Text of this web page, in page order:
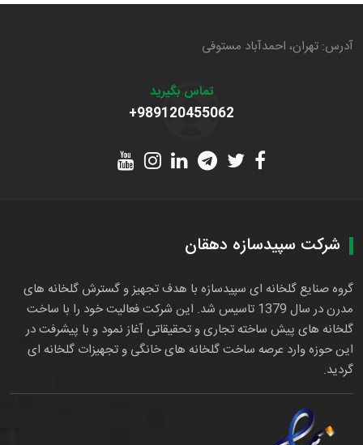
آدرس: تهران، احمدآباد مستوفی
تماس بگیرید
+989120455062
شرکت سپیدسازه دهقان
گروه صنایع گلخانه ای سپیدسازه با هدف تجهیز و گسترش گلخانه های
مدرن در سال 1379 تاسیس شد. این شرکت فعالیت خود را با ساخت
گلخانه های پیش ساخته تجاری و تحقیقاتی آغاز نمود و با پیشرفت در
این حوزه وارد عرصه ساخت گلخانه های خانگی و تجهیزات گلخانه ای
گردید.